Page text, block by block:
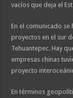
vacíos que deja el
En el comunicado
proyectos en el sur
Tehuantepec. Hay
empresas chinas
proyecto
En términos